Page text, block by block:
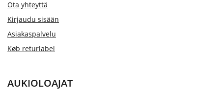
Ota yhteyttä
Kirjaudu sisään
Asiakaspalvelu
Køb returlabel
AUKIOLOAJAT